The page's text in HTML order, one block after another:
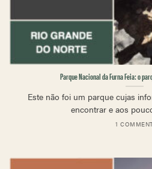
Parque Nacional da Furna Feia: o
Este não foi um parque cujas
encontrar e aos
1